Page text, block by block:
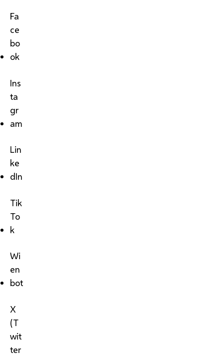
Fa
ce
bo
ok
Ins
ta
gr
am
Lin
ke
dIn
Tik
To
k
Wi
en
bot
X
(T
wit
ter